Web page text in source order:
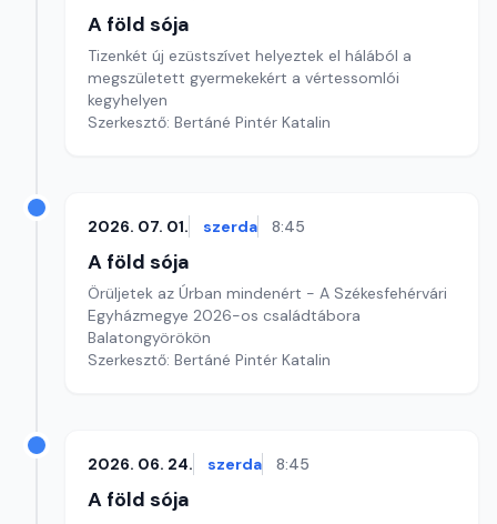
A föld sója
Tizenkét új ezüstszívet helyeztek el hálából a
megszületett gyermekekért a vértessomlói
kegyhelyen
Szerkesztő: Bertáné Pintér Katalin
2026. 07. 01. szerda 8:45
A föld sója
Örüljetek az Úrban mindenért - A Székesfehérvári
Egyházmegye 2026-os családtábora
Balatongyörökön
Szerkesztő: Bertáné Pintér Katalin
2026. 06. 24. szerda 8:45
A föld sója